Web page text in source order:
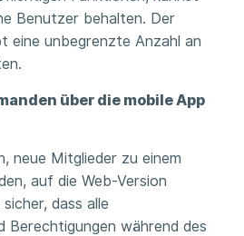
Benutzer behalten. Der
eine unbegrenzte Anzahl an
über die mobile App
neue Mitglieder zu einem
auf die Web-Version
dass alle
Berechtigungen während des